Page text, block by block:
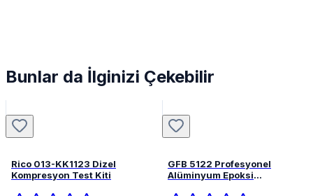
Bunlar da İlginizi Çekebilir
Rico 013-KK1123 Dizel
Kompresyon Test Kiti
GFB 5122 Profesyonel
Alüminyum Epoksi